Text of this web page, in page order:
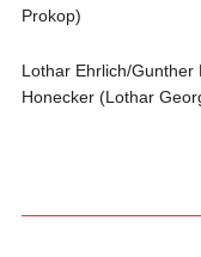
Prokop)
Lothar Ehrlich/Gunther
Honecker (Lothar